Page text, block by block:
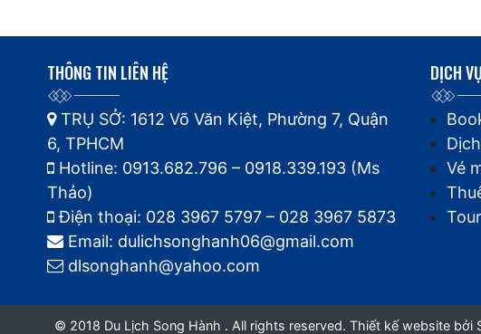
THÔNG TIN LIÊN HỆ
TRỤ SỞ: 1612 Võ Văn Kiệt, Phường 7, Quận
6, TPHCM
Hotline: 0913.682.796 – 0918.339.193 (Ms
Thảo)
Điện thoại: 028 3967 5797 – 028 3967 5873
Email: dulichsonghanh06@gmail.com
dlsonghanh@yahoo.com
DỊCH
Vé
© 2018 Du Lịch Song Hành . All rights reserved. Thiết kế website bởi